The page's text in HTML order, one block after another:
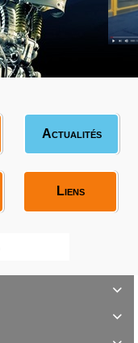
Actualités
Liens

